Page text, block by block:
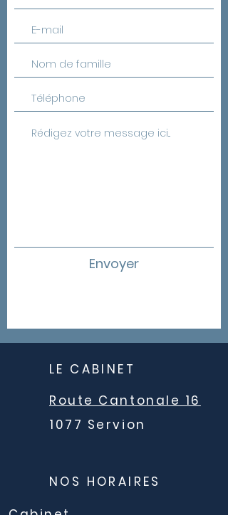
Envoyer
LE CABINET
Route Cantonale 16
1077 Servion
NOS HORAIRES